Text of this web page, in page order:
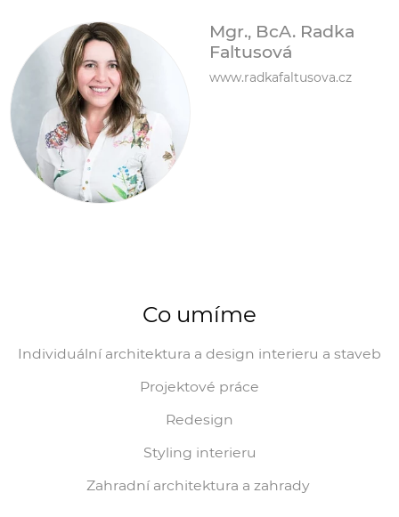
Mgr., BcA. Radka
Faltusová
www.radkafaltusova.cz
Co umíme
Individuální architektura a design interieru a staveb
Projektové práce
Redesign
Styling interieru
Zahradní architektura a zahrady